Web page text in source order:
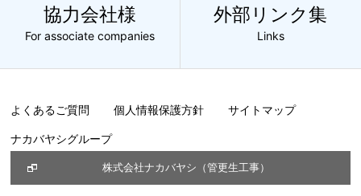
協力会社様
For associate companies
外部リンク集
Links
よくあるご質問 個人情報保護方針 サイトマップ
ナカバヤシグループ
株式会社ナカバヤシ（管更生工事）